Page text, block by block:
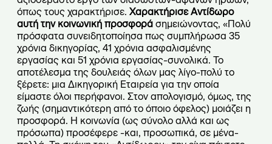
όπως τους χαρακτήρισε. Χαρακτήρισε Αντίδωρο
αυτή την κοινωνική προσφορά σημειώνοντας, «Πολύ
πρόσφατα συνειδητοποίησα πως συμπλήρωσα 35
χρόνια δικηγορίας, 41 χρόνια ασφαλισμένης
εργασίας και 51 χρόνια εργασίας-συνολικά. Το
αποτέλεσμα της δουλειάς όλων μας λίγο-πολύ το
ξέρετε: μια Δικηγορική Εταιρεία για την οποία
είμαστε όλοι περήφανοι. Στον απολογισμό, όμως, της
ζωής (σημαντικότερη από το όποιο όφελος) μοιάζει η
προσφορά. Η κοινωνία (ως σύνολο αλλά και ως
πρόσωπα) προσέφερε -και, προσωπικά, σε μένα-